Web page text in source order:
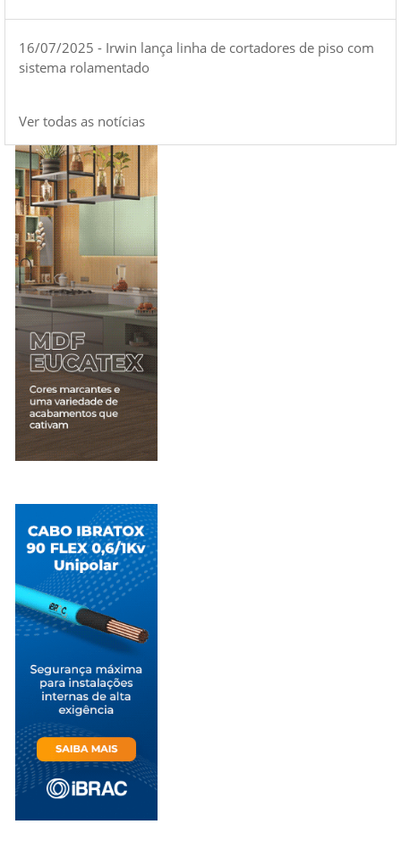
16/07/2025 - Irwin lança linha de cortadores de piso com
sistema rolamentado
Ver todas as notícias